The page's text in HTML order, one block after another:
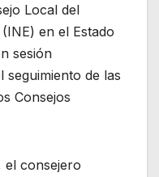
Local del
en el Estado
sesión
de las
Consejos
el consejero